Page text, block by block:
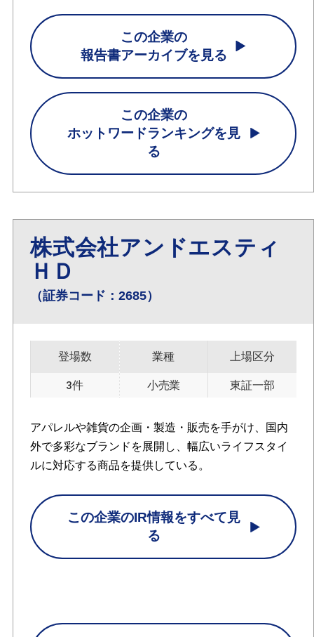
この企業の
報告書アーカイブを見る
この企業の
ホットワードランキングを見
る
株式会社アンドエスティ
ＨＤ
（証券コード：2685）
登場数
3件
業種
小売業
上場区分
東証一部
アパレルや雑貨の企画・製造・販売を手がけ、国内
外で多彩なブランドを展開し、幅広いライフスタイ
ルに対応する商品を提供している。
この企業のIR情報をすべて見
る